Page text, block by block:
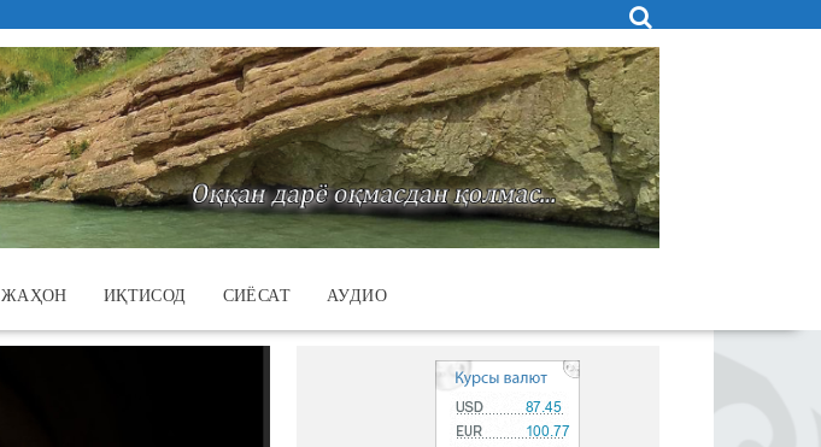
ЖАҲОН ИҚТИСОД СИЁСАТ АУДИО